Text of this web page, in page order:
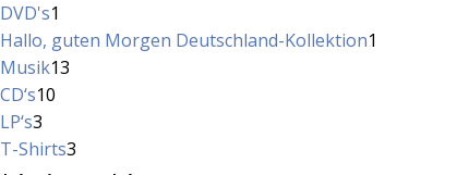
DVD's1
Produkt
Hallo, guten Morgen Deutschland-Kollektion1
Musik13
CD‘s10
LP‘s3
Produkte
T-Shirts3